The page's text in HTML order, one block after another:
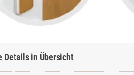
Details in Übersicht